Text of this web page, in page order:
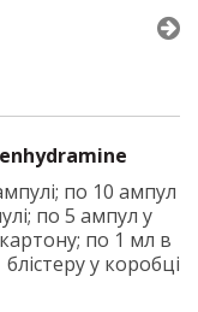
по 10 ампул
по 5 ампул у
картону; по 1 мл в
у коробці